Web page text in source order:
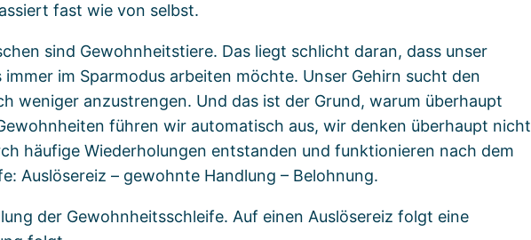
fast wie von selbst.
sind Gewohnheitstiere. Das liegt schlicht daran, dass unser
im Sparmodus arbeiten möchte. Unser Gehirn sucht den
weniger anzustrengen. Und das ist der Grund, warum überhaupt
führen wir automatisch aus, wir denken überhaupt nicht
häufige Wiederholungen entstanden und funktionieren nach dem
Auslösereiz – gewohnte Handlung – Belohnung.